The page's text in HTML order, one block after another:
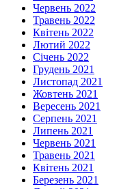
Червень 2022
Травень 2022
Квітень 2022
Лютий 2022
Січень 2022
Грудень 2021
Листопад 2021
Жовтень 2021
Вересень 2021
Серпень 2021
Липень 2021
Червень 2021
Травень 2021
Квітень 2021
Березень 2021